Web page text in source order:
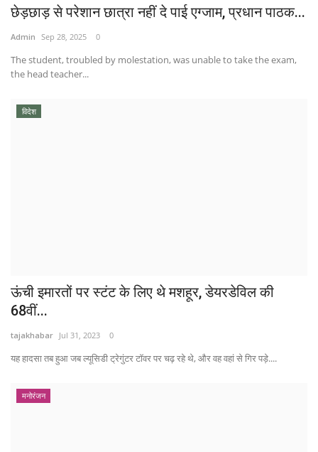
छेड़छाड़ से परेशान छात्रा नहीं दे पाई एग्जाम, प्रधान पाठक...
Admin Sep 28, 2025 0
The student, troubled by molestation, was unable to take the exam,
the head teacher...
विदेश
ऊंची इमारतों पर स्टंट के लिए थे मशहूर, डेयरडेविल की
68वीं...
tajakhabar Jul 31, 2023 0
यह हादसा तब हुआ जब ल्यूसिडी ट्रेगुंटर टॉवर पर चढ़ रहे थे, और वह वहां से गिर पड़े....
मनोरंजन